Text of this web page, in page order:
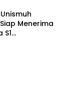
Menerima
S1